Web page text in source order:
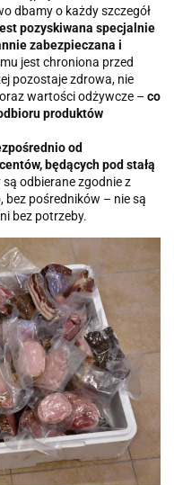
dbamy o każdy szczegół
pozyskiwana specjalnie
zabezpieczana i
jest chroniona przed
pozostaje zdrowa, nie
wartości odżywcze – co
produktów
od
będących pod stałą
są odbierane zgodnie z
bez pośredników – nie są
bez potrzeby.